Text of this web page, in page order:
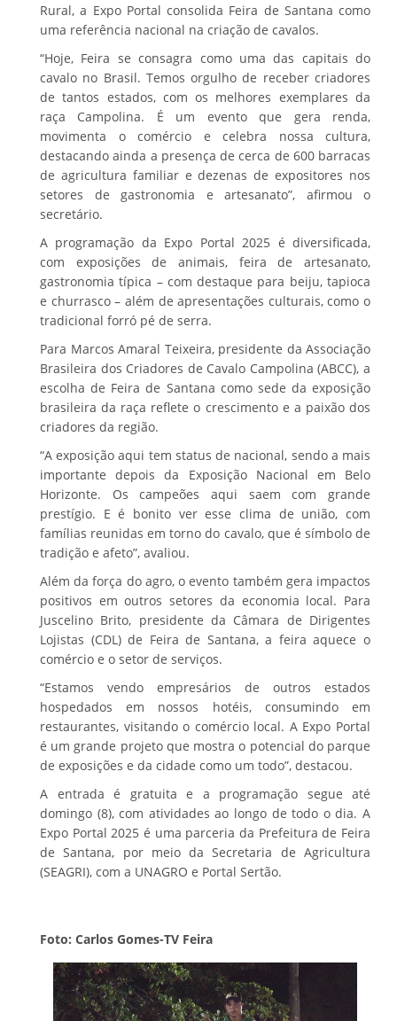
Rural, a Expo Portal consolida Feira de Santana como
uma referência nacional na criação de cavalos.
“Hoje, Feira se consagra como uma das capitais do
cavalo no Brasil. Temos orgulho de receber criadores
de tantos estados, com os melhores exemplares da
raça Campolina. É um evento que gera renda,
movimenta o comércio e celebra nossa cultura,
destacando ainda a presença de cerca de 600 barracas
de agricultura familiar e dezenas de expositores nos
setores de gastronomia e artesanato”, afirmou o
secretário.
A programação da Expo Portal 2025 é diversificada,
com exposições de animais, feira de artesanato,
gastronomia típica – com destaque para beiju, tapioca
e churrasco – além de apresentações culturais, como o
tradicional forró pé de serra.
Para Marcos Amaral Teixeira, presidente da Associação
Brasileira dos Criadores de Cavalo Campolina (ABCC), a
escolha de Feira de Santana como sede da exposição
brasileira da raça reflete o crescimento e a paixão dos
criadores da região.
“A exposição aqui tem status de nacional, sendo a mais
importante depois da Exposição Nacional em Belo
Horizonte. Os campeões aqui saem com grande
prestígio. E é bonito ver esse clima de união, com
famílias reunidas em torno do cavalo, que é símbolo de
tradição e afeto”, avaliou.
Além da força do agro, o evento também gera impactos
positivos em outros setores da economia local. Para
Juscelino Brito, presidente da Câmara de Dirigentes
Lojistas (CDL) de Feira de Santana, a feira aquece o
comércio e o setor de serviços.
“Estamos vendo empresários de outros estados
hospedados em nossos hotéis, consumindo em
restaurantes, visitando o comércio local. A Expo Portal
é um grande projeto que mostra o potencial do parque
de exposições e da cidade como um todo”, destacou.
A entrada é gratuita e a programação segue até
domingo (8), com atividades ao longo de todo o dia. A
Expo Portal 2025 é uma parceria da Prefeitura de Feira
de Santana, por meio da Secretaria de Agricultura
(SEAGRI), com a UNAGRO e Portal Sertão.
Foto: Carlos Gomes-TV Feira